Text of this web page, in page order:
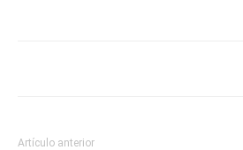
Artículo anterior